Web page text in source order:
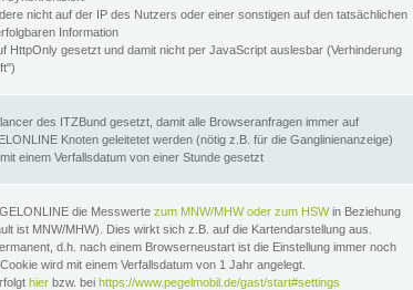
nicht auf der IP des Nutzers oder einer sonstigen auf den tatsächlichen
Information
HttpOnly gesetzt und damit nicht per JavaScript auslesbar (Verhinderung
des ITZBund gesetzt, damit alle Browseranfragen immer auf
Knoten geleitetet werden (nötig z.B. für die Ganglinienanzeige)
einem Verfallsdatum von einer Stunde gesetzt
die Messwerte zum MNW/MHW oder zum HSWin Beziehung
ist MNW/MHW). Dies wirkt sich z.B. auf die Kartendarstellung aus.
d.h. nach einem Browserneustart ist die Einstellung immer noch
wird mit einem Verfallsdatum von 1 Jahr angelegt.
hier bzw. bei https://www.pegelmobil.de/gast/start#settings